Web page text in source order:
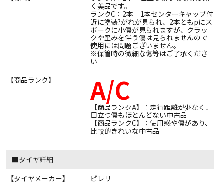
く美品です。
ランクC：2本 1本センターキャップ付
近に塗装?がれが見られ、2本ともpにス
ポークに小傷が見られますが、クラッ
クや歪みを伴う傷は見られませんので
使用には問題ございません。
※保管時の微細な傷等はご了承くださ
い
【商品ランク】
A/C
【商品ランクA】：走行距離が少なく、
目立つ傷もほとんどない中古品
【商品ランクC】：使用感や傷があり、
比較的きれいな中古品
■タイヤ詳細
【タイヤメーカー】
ピレリ